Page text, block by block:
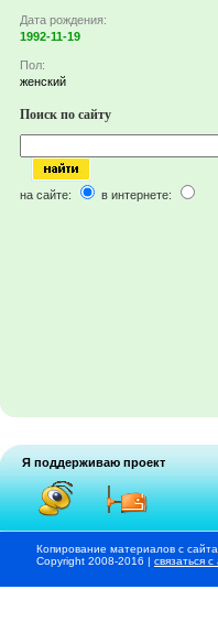
Дата рождения:
1992-11-19
Пол:
женский
Поиск по сайту
на сайте: в интернете:
Я поддерживаю проект
Копирование материалов с
Copyright 2008-2016 | связаться